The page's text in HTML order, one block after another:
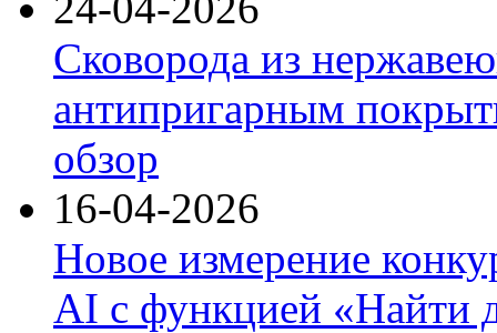
Сковорода из
антипригарным
обзор
16-04-2026
Новое измерение
AI с функцией «Найти